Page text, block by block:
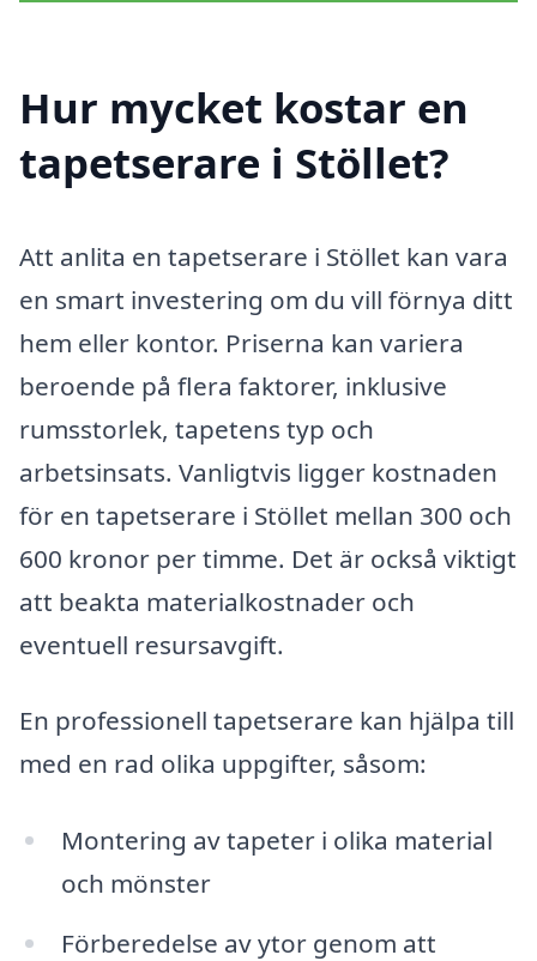
Hur mycket kostar en
tapetserare i Stöllet?
Att anlita en tapetserare i Stöllet kan vara
en smart investering om du vill förnya ditt
hem eller kontor. Priserna kan variera
beroende på flera faktorer, inklusive
rumsstorlek, tapetens typ och
arbetsinsats. Vanligtvis ligger kostnaden
för en tapetserare i Stöllet mellan 300 och
600 kronor per timme. Det är också viktigt
att beakta materialkostnader och
eventuell resursavgift.
En professionell tapetserare kan hjälpa till
med en rad olika uppgifter, såsom:
Montering av tapeter i olika material
och mönster
Förberedelse av ytor genom att